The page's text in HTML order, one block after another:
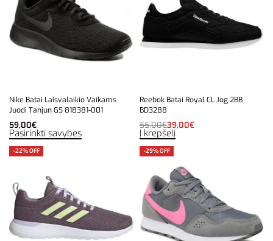
Nike Batai Laisvalaikio Vaikams
Juodi Tanjun GS 818381-001
59,00€
Pasirinkti savybes
Reebok Batai Royal CL Jog 2BB
BD3288
55,00€39,00€
Į krepšelį
-22% OFF -29% OFF